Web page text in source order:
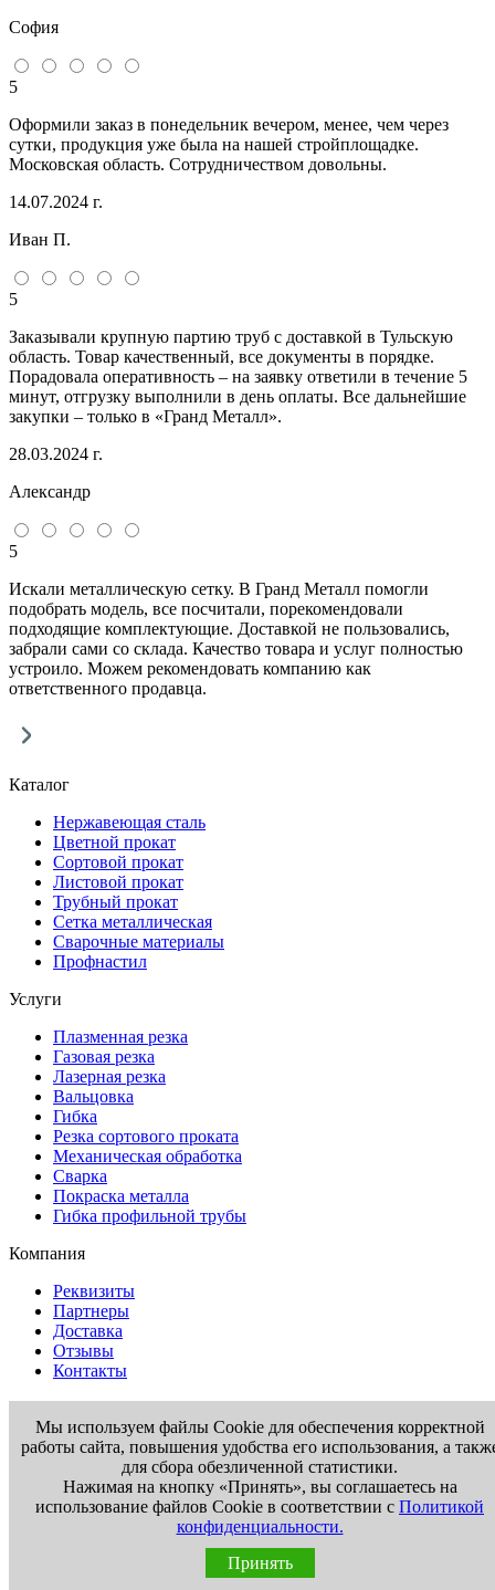
София
5
Оформили заказ в понедельник вечером, менее, чем через
сутки, продукция уже была на нашей стройплощадке.
Московская область. Сотрудничеством довольны.
14.07.2024 г.
Иван П.
5
Заказывали крупную партию труб с доставкой в Тульскую
область. Товар качественный, все документы в порядке.
Порадовала оперативность – на заявку ответили в течение 5
минут, отгрузку выполнили в день оплаты. Все дальнейшие
закупки – только в «Гранд Металл».
28.03.2024 г.
Александр
5
Искали металлическую сетку. В Гранд Металл помогли
подобрать модель, все посчитали, порекомендовали
подходящие комплектующие. Доставкой не пользовались,
забрали сами со склада. Качество товара и услуг полностью
устроило. Можем рекомендовать компанию как
ответственного продавца.
Каталог
Нержавеющая сталь
Цветной прокат
Сортовой прокат
Листовой прокат
Трубный прокат
Сетка металлическая
Сварочные материалы
Профнастил
Услуги
Плазменная резка
Газовая резка
Лазерная резка
Вальцовка
Гибка
Резка сортового проката
Механическая обработка
Сварка
Покраска металла
Гибка профильной трубы
Компания
Реквизиты
Партнеры
Доставка
Отзывы
Контакты
Вакансии
Статьи
Госты
Мы используем файлы Cookie для обеспечения корректной
работы сайта, повышения удобства его использования, а
для сбора обезличенной статистики.
Нажимая на кнопку «Принять», вы соглашаетесь на
использование файлов Cookie в соответствии с Политикой
конфиденциальности.
Принять